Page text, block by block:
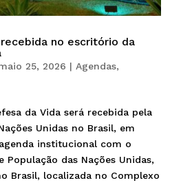
recebida no escritório da
25, 2026 | Agendas,
da Vida será recebida pela
Unidas no Brasil, em
institucional com o
População das Nações Unidas,
Brasil, localizada no Complexo